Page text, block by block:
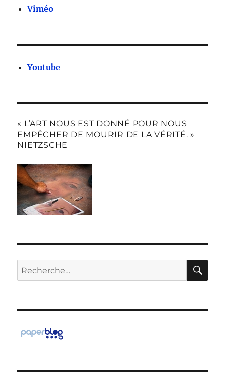
Viméo
Youtube
« L’ART NOUS EST DONNÉ POUR NOUS
EMPÊCHER DE MOURIR DE LA VÉRITÉ. »
NIETZSCHE
Recherche
pour :